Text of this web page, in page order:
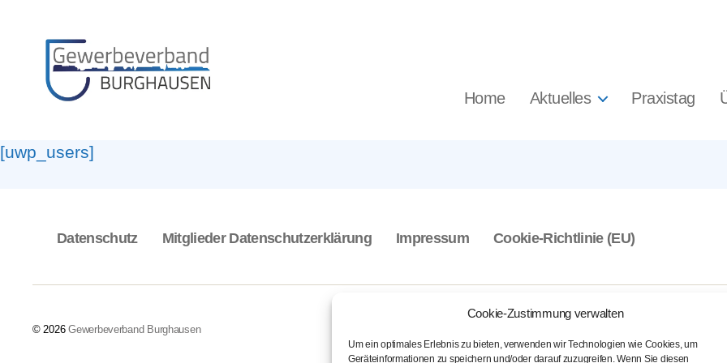
Cookie-Zustimmung verwalten
Um ein optimales Erlebnis zu bieten, verwenden wir Technologien wie Cookies, um
Geräteinformationen zu speichern und/oder darauf zuzugreifen. Wenn Sie diesen
Burghausen
Home Aktuelles Praxistag
[uwp_users]
Datenschutz Mitglieder Datenschutzerklärung Impressum Cookie-Richtlinie (EU)
© 2026Gewerbeverband Burghausen